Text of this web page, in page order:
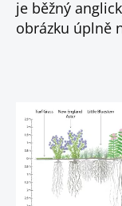
je běžný
obrázku úplně